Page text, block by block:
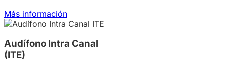
Más información
Audífono Intra Canal
(ITE)